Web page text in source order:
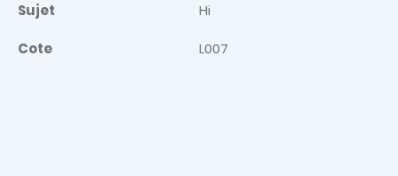
Sujet Hi
Cote L007